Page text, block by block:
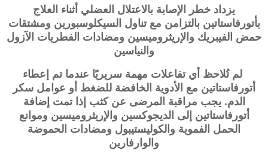
يزداد خطر الإصابة بالاعتلال العضلي أثناء العلاج
بأتورفاستاتين بالتزامن مع تناول السيكلوسبورين ومشتقات
حمض الفيبريك والإريثروميسين ومضادات الفطريات الآزول
والنياسين
لم تُلاحظ أي تفاعلات مهمة سريريًا عندما تم إعطاء
أتورفاستاتين مع الأدوية الخافضة للضغط أو عوامل سكر
الدم. يجب مراقبة المرضى عن كثب إذا تمت إضافة
أتورفاستاتين إلى الديجوكسين والإريثروميسين وموانع
الحمل الفموية والكوليستيبول ومضادات الحموضة
والوارفارين